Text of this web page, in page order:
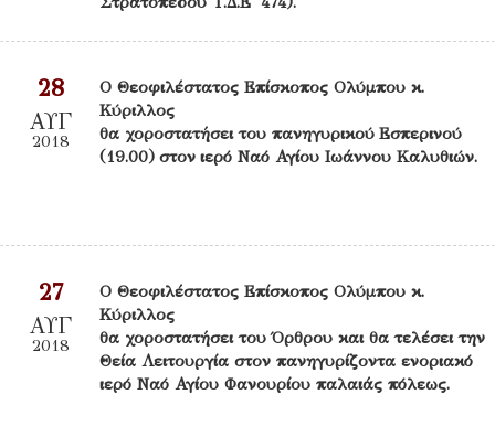
28
ΑΥΓ
2018
Ο Θεοφιλέστατος Επίσκοπος Ολύμπου κ.
Κύριλλος
θα χοροστατήσει του πανηγυρικού Εσπερινού
(19.00) στον ιερό Ναό Αγίου Ιωάννου Καλυθιών.
27
ΑΥΓ
2018
Ο Θεοφιλέστατος Επίσκοπος Ολύμπου κ.
Κύριλλος
θα χοροστατήσει του Όρθρου και θα τελέσει την
Θεία Λειτουργία στον πανηγυρίζοντα ενοριακό
ιερό Ναό Αγίου Φανουρίου παλαιάς πόλεως.